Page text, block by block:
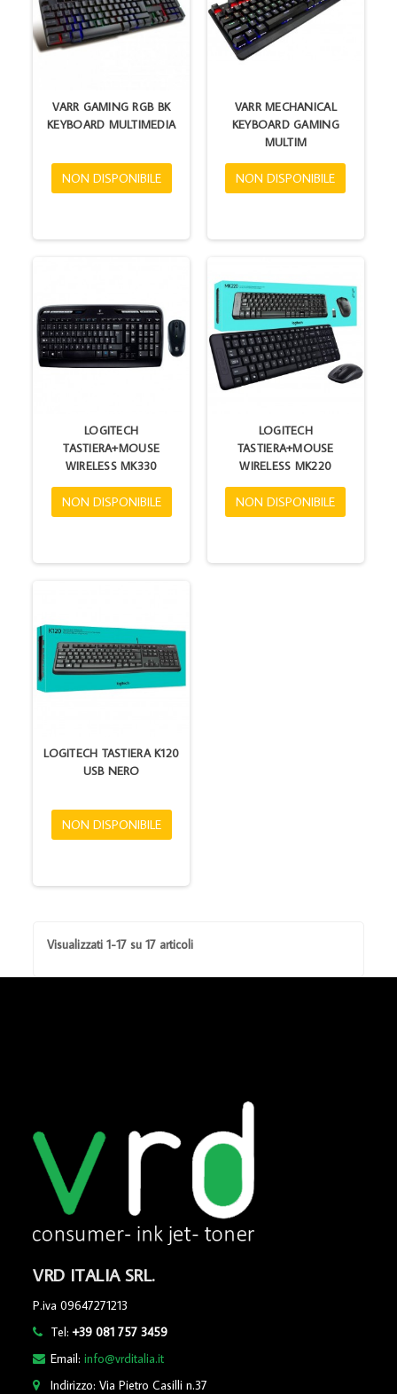
VARR GAMING RGB BK
KEYBOARD MULTIMEDIA
NON DISPONIBILE
VARR MECHANICAL
KEYBOARD GAMING
MULTIM
NON DISPONIBILE
LOGITECH
TASTIERA+MOUSE
WIRELESS MK330
NON DISPONIBILE
LOGITECH
TASTIERA+MOUSE
WIRELESS MK220
NON DISPONIBILE
LOGITECH TASTIERA K120
USB NERO
NON DISPONIBILE
Visualizzati 1-17 su 17 articoli
VRD ITALIA SRL.
P.iva 09647271213
Tel:+39 081 757 3459
Email:info@vrditalia.it
Indirizzo: Via Pietro Casilli n.37